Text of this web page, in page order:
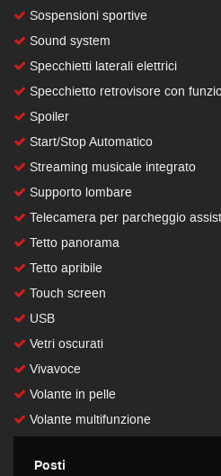
Sospensioni sportive
Sound system
Specchietti laterali elettrici
Specchietto retrovisore con
Spoiler
Start/Stop Automatico
Streaming musicale integrato
Supporto lombare
Telecamera per parcheggio
Tetto panorama
Tetto apribile
Touch screen
USB
Vetri oscurati
Vivavoce
Volante in pelle
Volante multifunzione
Posti